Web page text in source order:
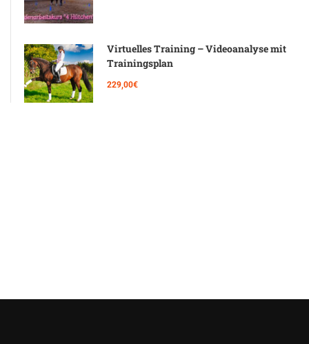
Virtuelles Training – Videoanalyse mit
Trainingsplan
229,00€